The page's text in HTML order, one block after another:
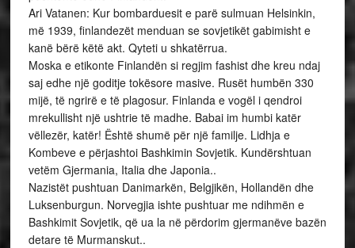
Ari Vatanen: Kur bombarduesit e parë sulmuan Helsinkin,
më 1939, finlandezët menduan se sovjetikët gabimisht e
kanë bërë këtë akt. Qyteti u shkatërrua.
Moska e etikonte Finlandën si regjim fashist dhe kreu ndaj
saj edhe një goditje tokësore masive. Rusët humbën 330
mijë, të ngrirë e të plagosur. Finlanda e vogël i qendroi
mrekullisht një ushtrie të madhe. Babai im humbi katër
vëllezër, katër! Është shumë për një familje. Lidhja e
Kombeve e përjashtoi Bashkimin Sovjetik. Kundërshtuan
vetëm Gjermania, Italia dhe Japonia..
Nazistët pushtuan Danimarkën, Belgjikën, Hollandën dhe
Luksenburgun. Norvegjia ishte pushtuar me ndihmën e
Bashkimit Sovjetik, që ua la në përdorim gjermanëve bazën
detare të Murmanskut..